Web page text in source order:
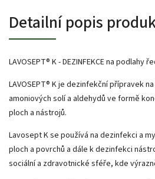
Detailní popis
LAVOSEPT® K - DEZINFEKCE na podlahy
LAVOSEPT® K je dezinfekční přípravek
amoniových solí a aldehydů ve formě
ploch a nástrojů.
Lavosept K se používá na dezinfekci a
ploch a povrchů a dále k dezinfekci
sociální a zdravotnické sféře, kde